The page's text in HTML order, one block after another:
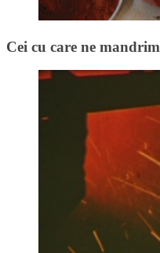
Cei cu care ne mandrim